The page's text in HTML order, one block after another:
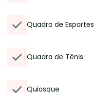
Quadra de Esportes
Quadra de Tênis
Quiosque